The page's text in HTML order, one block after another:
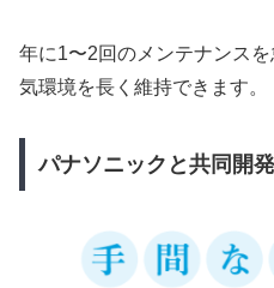
年に1〜2回のメンテナンス
気環境を長く維持できます。
パナソニックと共同開